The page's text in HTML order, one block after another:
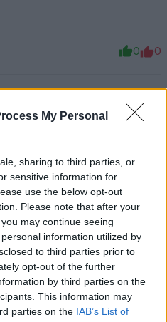
My Personal
sharing to third parties, or
sensitive information for
use the below opt-out
Please note that after your
may continue seeing
information utilized by
to third parties prior to
opt-out of the further
by third parties on the
This information may
parties on the IAB’s List of
0 0